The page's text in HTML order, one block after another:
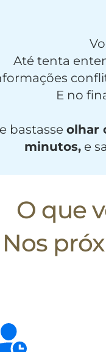
Até tenta
E no
bastasse olhar
minutos,e
O que
Nos